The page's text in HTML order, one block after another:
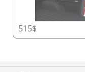
515$